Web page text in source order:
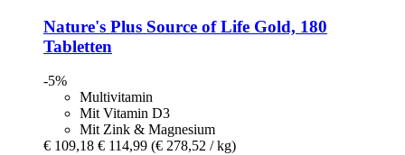
Nature's Plus Source of Life Gold, 180
Tabletten
-5%
Multivitamin
Mit Vitamin D3
Mit Zink & Magnesium
€ 109,18 € 114,99 (€ 278,52 / kg)